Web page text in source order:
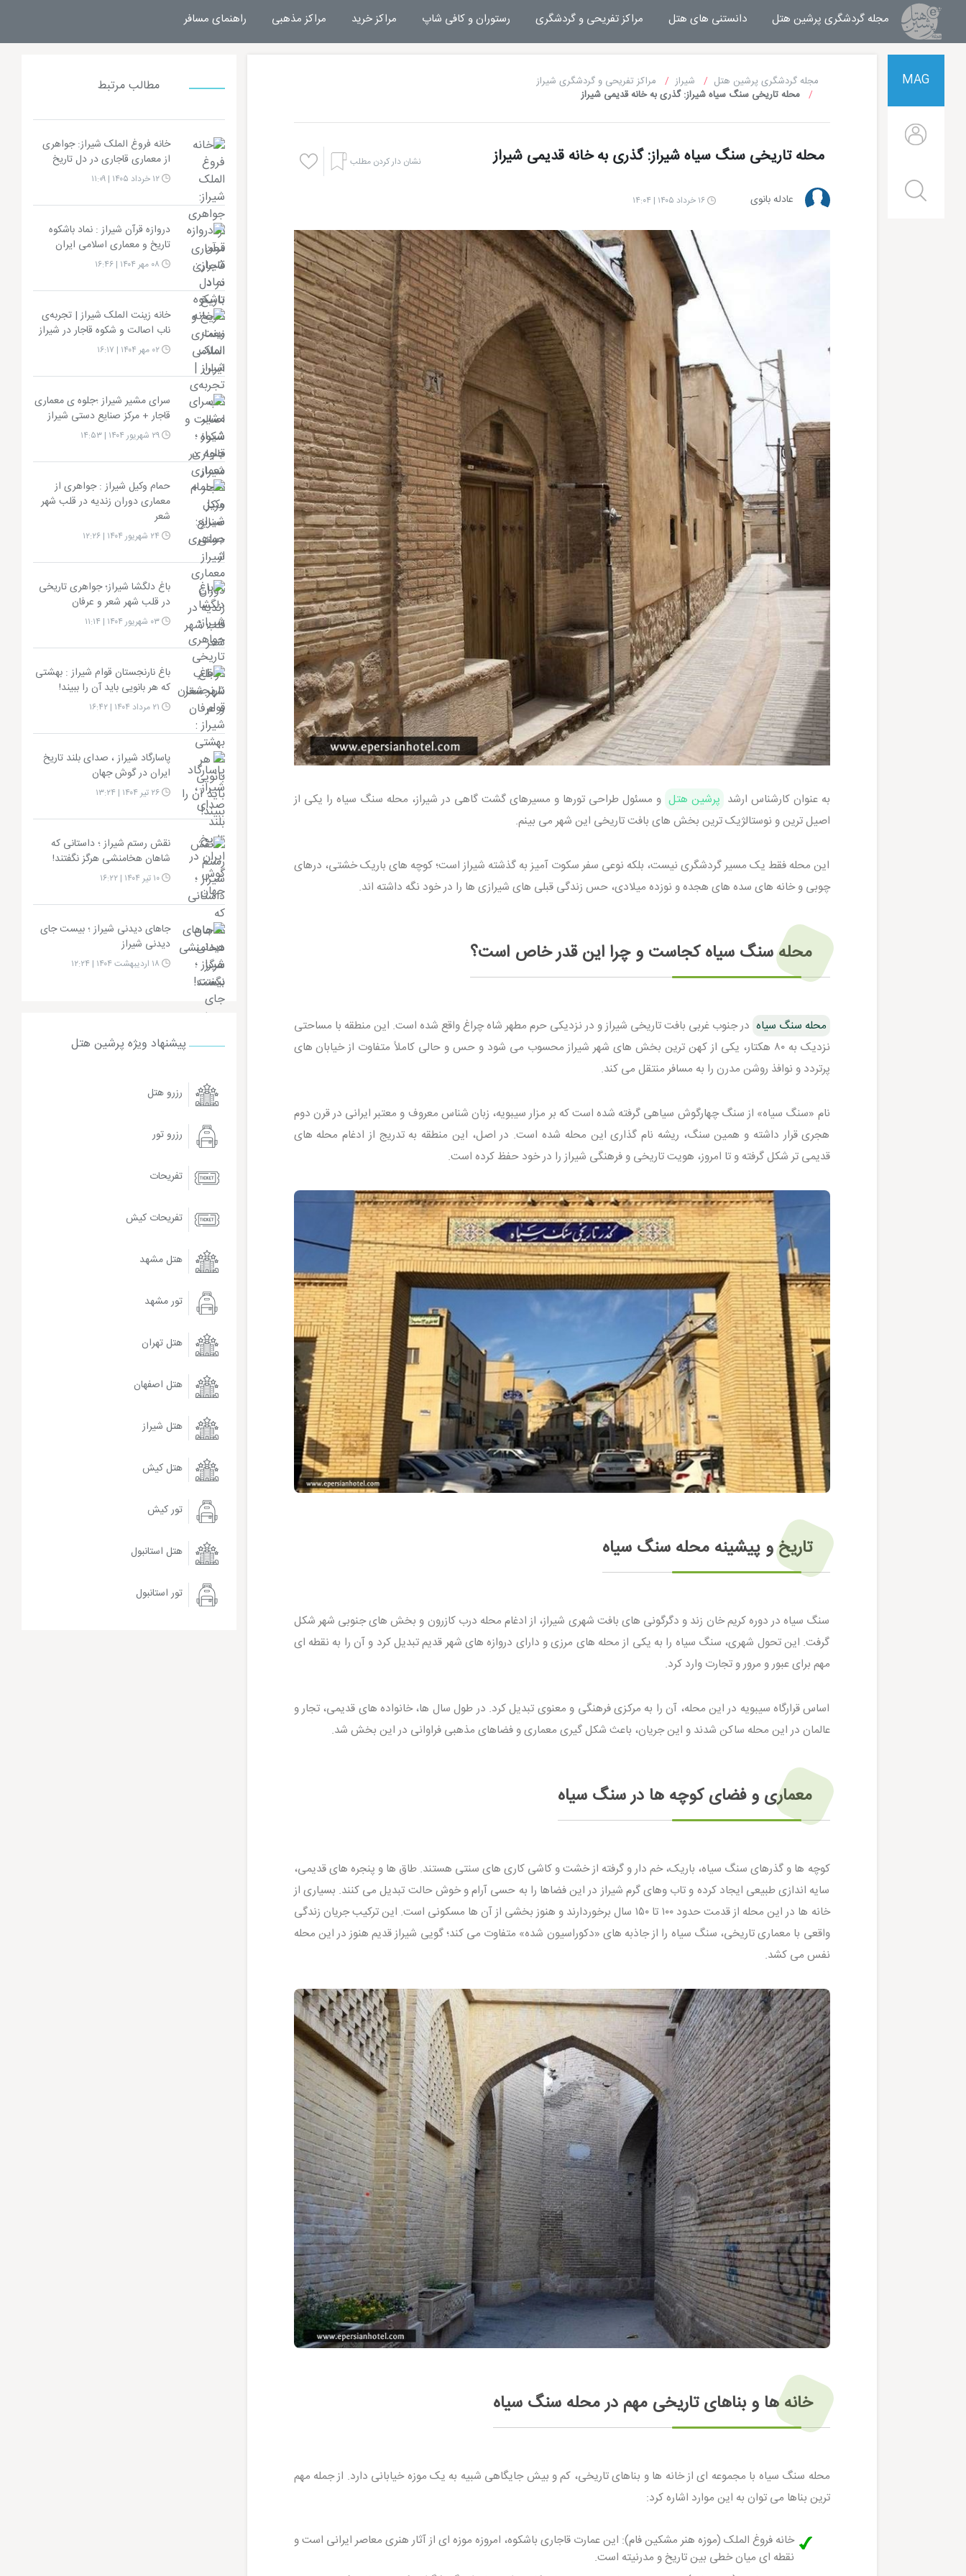
مجله گردشگری پرشین هتل مجله خبری پرشین هتل
دانستنی های هتل مراکز تفریحی و گردشگری رستوران و کافی شاپ مراکز خرید مراکز مذهبی راهنمای مسافر
MAG مجله گردشگری پرشین هتل شیراز
مراکز تفریحی و گردشگری شیراز
محله تاریخی سنگ سیاه شیراز: گذری به خانه قدیمی شیراز
محله تاریخی سنگ سیاه شیراز: گذری به خانه قدیمی شیراز نشان دار کردن مطلب
عادله بانوی ۱۶ خرداد ۱۴۰۵ | ۱۴:۰۴
به عنوان کارشناس ارشد پرشین هتل و مسئول طراحی تورها و مسیرهای گشت گاهی در شیراز، محله سنگ سیاه را یکی از
اصیل ترین و نوستالژیک ترین بخش های بافت تاریخی این شهر می بینم.
این محله فقط یک مسیر گردشگری نیست، بلکه نوعی سفر سکوت آمیز به گذشته شیراز است؛ کوچه های باریک خشتی، درهای
چوبی و خانه های سده های هجده و نوزده میلادی، حس زندگی قبلی های شیرازی ها را در خود نگه داشته اند.
محله سنگ سیاه کجاست و چرا این قدر خاص است؟
محله سنگ سیاه در جنوب غربی بافت تاریخی شیراز و در نزدیکی حرم مطهر شاه چراغ واقع شده است. این منطقه با مساحتی
نزدیک به ۸۰ هکتار، یکی از کهن ترین بخش های شهر شیراز محسوب می شود و حس و حالی کاملاً متفاوت از خیابان های
پرتردد و نوافذ روشن مدرن را به مسافر منتقل می کند.
نام «سنگ سیاه» از سنگ چهارگوش سیاهی گرفته شده است که بر مزار سیبویه، زبان شناس معروف و معتبر ایرانی در قرن دوم
هجری قرار داشته و همین سنگ، ریشه نام گذاری این محله شده است. در اصل، این منطقه به تدریج از ادغام محله های
قدیمی تر شکل گرفته و تا امروز، هویت تاریخی و فرهنگی شیراز را در خود حفظ کرده است.
تاریخ و پیشینه محله سنگ سیاه
سنگ سیاه در دوره کریم خان زند و دگرگونی های بافت شهری شیراز، از ادغام محله درب کازرون و بخش های جنوبی شهر شکل
گرفت. این تحول شهری، سنگ سیاه را به یکی از محله های مرزی و دارای دروازه های شهر قدیم تبدیل کرد و آن را به نقطه ای
مهم برای عبور و مرور و تجارت وارد کرد.
اساس قرارگاه سیبویه در این محله، آن را به مرکزی فرهنگی و معنوی تبدیل کرد. در طول سال ها، خانواده های قدیمی، تجار و
عالمان در این محله ساکن شدند و این جریان، باعث شکل گیری معماری و فضاهای مذهبی فراوانی در این بخش شد.
معماری و فضای کوچه ها در سنگ سیاه
کوچه ها و گذرهای سنگ سیاه، باریک، خم دار و گرفته از خشت و کاشی کاری های سنتی هستند. طاق ها و پنجره های قدیمی،
سایه اندازی طبیعی ایجاد کرده و تاب وهای گرم شیراز در این فضاها را به حسی آرام و خوش حالت تبدیل می کنند. بسیاری از
خانه ها در این محله از قدمت حدود ۱۰۰ تا ۱۵۰ سال برخوردارند و هنوز بخشی از آن ها مسکونی است. این ترکیب جریان زندگی
واقعی با معماری تاریخی، سنگ سیاه را از جاذبه های «دکوراسیون شده» متفاوت می کند؛ گویی شیراز قدیم هنوز در این محله
نفس می کشد.
خانه ها و بناهای تاریخی مهم در محله سنگ سیاه
محله سنگ سیاه با مجموعه ای از خانه ها و بناهای تاریخی، کم و بیش جایگاهی شبیه به یک موزه خیابانی دارد. از جمله مهم
ترین بناها می توان به این موارد اشاره کرد:
خانه فروغ الملک (موزه هنر مشکین فام): این عمارت قاجاری باشکوه، امروزه موزه ای از آثار هنری معاصر ایرانی است و
نقطه ای میان خطی بین تاریخ و مدرنیته است.
مطالب مرتبط
خانه فروغ الملک شیراز: جواهری
از معماری قاجاری در دل تاریخ
۱۲ خرداد ۱۴۰۵ | ۱۱:۰۹
دروازه قرآن شیراز : نماد باشکوه
تاریخ و معماری اسلامی ایران
خانه زینت الملک شیراز | تجربه‌ی
ناب اصالت و شکوه قاجار در شیراز
۰۲ مهر ۱۴۰۴ | ۱۶:۱۷
سرای مشیر شیراز ؛جلوه ی معماری
قاجار + مرکز صنایع دستی شیراز
۲۹ شهریور ۱۴۰۴ | ۱۴:۵۳
حمام وکیل شیراز : جواهری از
معماری دوران زندیه در قلب شهر
شعر
باغ دلگشا شیراز؛ جواهری تاریخی
در قلب شهر شعر و عرفان
۰۳ شهریور ۱۴۰۴ | ۱۱:۱۴
باغ نارنجستان قوام شیراز : بهشتی
که هر بانویی باید آن را ببیند!
پاسارگاد شیراز ، صدای بلند تاریخ
ایران در گوش جهان
۲۶ تیر ۱۴۰۴ | ۱۳:۲۴
نقش رستم شیراز ؛ داستانی که
شاهان هخامنشی هرگز نگفتند!
۱۰ تیر ۱۴۰۴ | ۱۶:۲۲
جاهای دیدنی شیراز ؛ بیست جای
دیدنی شیراز
پیشنهاد ویژه پرشین هتل
رزرو هتل
رزرو تور
تفریحات
تفریحات کیش
هتل مشهد
تور مشهد
هتل تهران
هتل اصفهان
هتل شیراز
هتل کیش
تور کیش
هتل استانبول
تور استانبول